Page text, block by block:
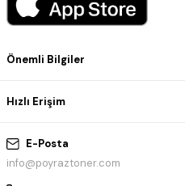
E-Posta
info@poyraztoner.com
Önemli Bilgiler
Hızlı Erişim